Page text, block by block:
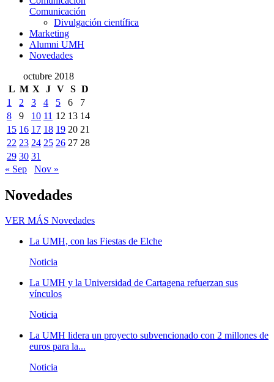
Comunicación
Divulgación científica
Marketing
Alumni UMH
Novedades
octubre 2018
L M X J V S D
1
2 3 4 5 6
7
8
9 10 11 12 13 14
15 16 17 18 19 20 21
22 23 24 25 26 27 28
29 30 31
« Sep
Nov »
Novedades
VER MÁS Novedades
La UMH, con las Fiestas de Elche
Noticia
La UMH y la Universidad de Cartagena refuerzan sus
vínculos
Noticia
La UMH lidera un proyecto subvencionado con 2 millones de
euros para la...
Noticia